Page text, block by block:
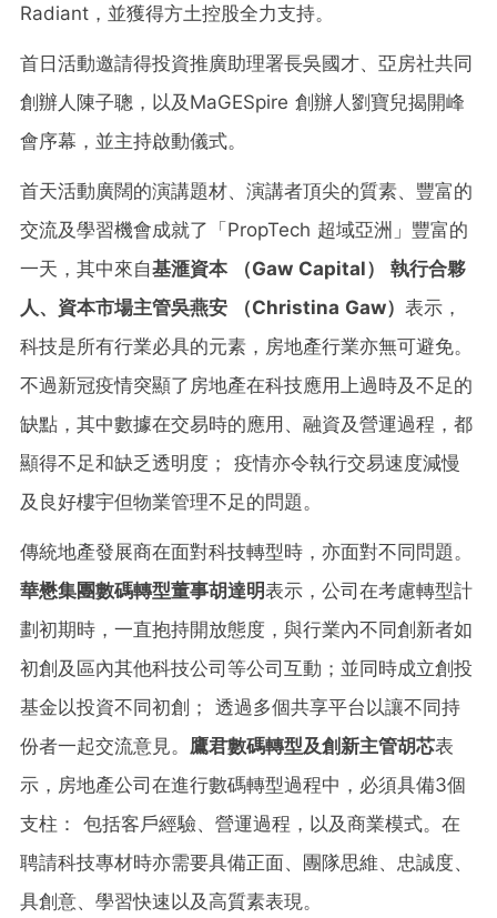
Radiant，並獲得方土控股全力支持。
首日活動邀請得投資推廣助理署長吳國才、亞房社共同
創辦人陳子聰，以及MaGESpire 創辦人劉寶兒揭開峰
會序幕，並主持啟動儀式。
首天活動廣闊的演講題材、演講者頂尖的質素、豐富的
交流及學習機會成就了「PropTech 超域亞洲」豐富的
一天，其中來自基滙資本（Gaw Capital） 執行合夥
人、資本市場主管吳燕安 （Christina Gaw） 表示，
科技是所有行業必具的元素，房地產行業亦無可避免。
不過新冠疫情突顯了房地產在科技應用上過時及不足的
缺點，其中數據在交易時的應用、融資及營運過程，都
顯得不足和缺乏透明度； 疫情亦令執行交易速度減慢
及良好樓宇但物業管理不足的問題。
傳統地產發展商在面對科技轉型時，亦面對不同問題。
華懋集團數碼轉型董事胡達明表示，公司在考慮轉型計
劃初期時，一直抱持開放態度，與行業內不同創新者如
初創及區內其他科技公司等公司互動；並同時成立創投
基金以投資不同初創； 透過多個共享平台以讓不同持
份者一起交流意見。 鷹君數碼轉型及創新主管胡芯表
示，房地產公司在進行數碼轉型過程中，必須具備3個
支柱： 包括客戶經驗、營運過程，以及商業模式。在
聘請科技專材時亦需要具備正面、團隊思維、忠誠度、
具創意、學習快速以及高質素表現。